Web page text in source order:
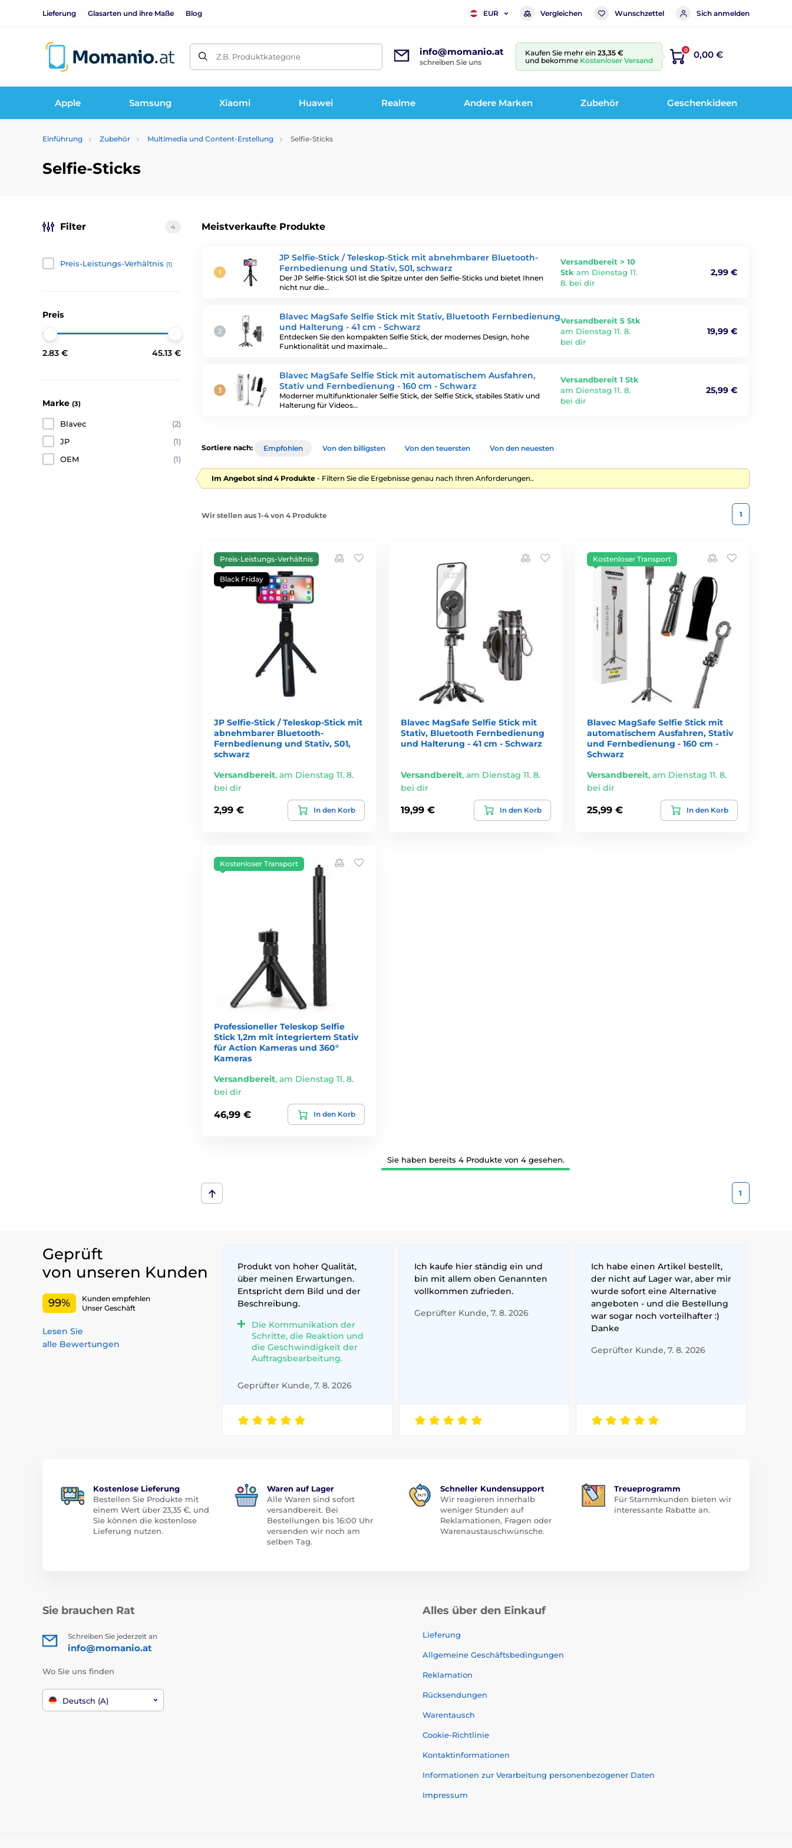
Lieferung Glasarten und ihre Maße Blog EUR Vergleichen Wunschzettel Sich anmelden
Z.B. Produktkategorie info@momanio.at
schreiben Sie uns
Kaufen Sie mehr ein 23,35 €
und bekomme Kostenloser Versand
0 0,00 €
Apple Samsung Xiaomi Huawei Realme Andere Marken Zubehör Geschenkideen
Einführung Zubehör Multimedia und Content-Erstellung Selfie-Sticks
Selfie-Sticks
Meistverkaufte Produkte
JP Selfie-Stick / Teleskop-Stick mit abnehmbarer Bluetooth-
Fernbedienung und Stativ, S01, schwarz
Der JP Selfie-Stick S01 ist die Spitze unter den Selfie-Sticks und bietet Ihnen
nicht nur die…
Versandbereit > 10
Stk am Dienstag 11.
8. bei dir
2,99 €
Blavec MagSafe Selfie Stick mit Stativ, Bluetooth Fernbedienung
und Halterung - 41 cm - Schwarz
Entdecken Sie den kompakten Selfie Stick, der modernes Design, hohe
Funktionalität und maximale…
Versandbereit 5 Stk
am Dienstag 11. 8.
bei dir
19,99 €
Blavec MagSafe Selfie Stick mit automatischem Ausfahren,
Stativ und Fernbedienung - 160 cm - Schwarz
Moderner multifunktionaler Selfie Stick, der Selfie Stick, stabiles Stativ und
Halterung für Videos…
Versandbereit 1 Stk
am Dienstag 11. 8.
bei dir
25,99 €
Filter 4
Preis-Leistungs-Verhältnis (1)
Preis
2.83 € 45.13 €
Marke (3)
Blavec
(2)
JP
(1)
OEM
(1)
Sortiere nach: Empfohlen Von den billigsten Von den teuersten Von den neuesten
Im Angebot sind 4 Produkte - Filtern Sie die Ergebnisse genau nach Ihren Anforderungen..
Wir stellen aus 1-4 von 4 Produkte 1
Preis-Leistungs-Verhältnis
Black Friday
JP Selfie-Stick / Teleskop-Stick mit
abnehmbarer Bluetooth-
Fernbedienung und Stativ, S01,
schwarz
Versandbereit, am Dienstag 11. 8.
bei dir
2,99 € In den Korb
Blavec MagSafe Selfie Stick mit
Stativ, Bluetooth Fernbedienung
und Halterung - 41 cm - Schwarz
Versandbereit, am Dienstag 11. 8.
bei dir
19,99 € In den Korb
Kostenloser Transport
Blavec MagSafe Selfie Stick mit
automatischem Ausfahren, Stativ
und Fernbedienung - 160 cm -
Schwarz
Versandbereit,am Dienstag 11. 8.
bei dir
25,99 € In den Korb
Kostenloser Transport
Professioneller Teleskop Selfie
Stick 1,2m mit integriertem Stativ
für Action Kameras und 360°
Kameras
Versandbereit, am Dienstag 11. 8.
bei dir
46,99 € In den Korb
Sie haben bereits 4 Produkte von 4 gesehen.
1
Geprüft
von unseren Kunden
99%
Kunden empfehlen
Unser Geschäft
Lesen Sie
alle Bewertungen
Produkt von hoher Qualität,
über meinen Erwartungen.
Entspricht dem Bild und der
Beschreibung.
Die Kommunikation der
Schritte, die Reaktion und
die Geschwindigkeit der
Auftragsbearbeitung.
Geprüfter Kunde, 7. 8. 2026
Ich kaufe hier ständig ein und
bin mit allem oben Genannten
vollkommen zufrieden.
Geprüfter Kunde, 7. 8. 2026
Ich habe einen Artikel bestellt,
der nicht auf Lager war, aber mir
wurde sofort eine Alternative
angeboten - und die Bestellung
war sogar noch vorteilhafter :)
Danke
Geprüfter Kunde, 7. 8. 2026
Kostenlose Lieferung
Bestellen Sie Produkte mit
einem Wert über 23,35 €, und
Sie können die kostenlose
Lieferung nutzen.
Waren auf Lager
Alle Waren sind sofort
versandbereit. Bei
Bestellungen bis 16:00 Uhr
versenden wir noch am
selben Tag.
Schneller Kundensupport
Wir reagieren innerhalb
weniger Stunden auf
Reklamationen, Fragen oder
Warenaustauschwünsche.
Treueprogramm
Für Stammkunden bieten wir
interessante Rabatte an.
Sie brauchen Rat
Schreiben Sie jederzeit an
info@momanio.at
Wo Sie uns finden
Deutsch (A)
Alles über den Einkauf
Lieferung
Allgemeine Geschäftsbedingungen
Reklamation
Rücksendungen
Warentausch
Cookie-Richtlinie
Kontaktinformationen
Informationen zur Verarbeitung personenbezogener Daten
Impressum